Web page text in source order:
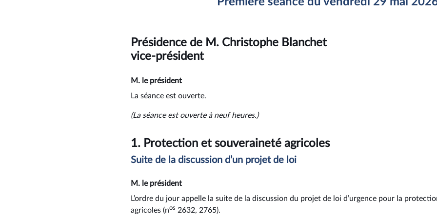
Présidence de M. Christophe Blanchet
vice-président
M. le président
La séance est ouverte.
(La séance est ouverte à neuf heures.)
1. Protection et souveraineté agricoles
Suite de la discussion d’un projet de loi
M. le président
L’ordre du jour appelle la suite de la discussion du projet de loi d’urgence pour la
agricoles (nos 2632, 2765).